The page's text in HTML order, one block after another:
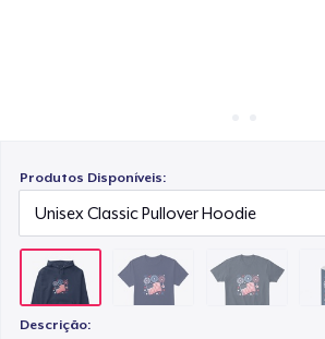
Produtos Disponíveis:
Descrição: